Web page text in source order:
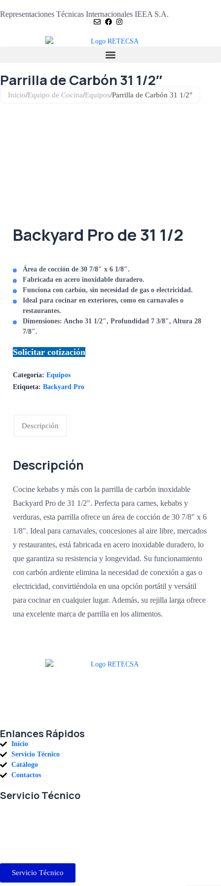
Representaciones Técnicas Internacionales IEEA S.A.
Parrilla de Carbón 31 1/2″
Inicio/Equipo de Cocina/Equipos/Parrilla de Carbón 31 1/2″
Backyard Pro de 31 1/2
Área de cocción de 30 7/8″ x 6 1/8″.
Fabricada en acero inoxidable duradero.
Funciona con carbón, sin necesidad de gas o electricidad.
Ideal para cocinar en exteriores, como en carnavales o
restaurantes.
Dimensiones: Ancho 31 1/2″, Profundidad 7 3/8″, Altura 28
7/8″.
Solicitar cotización
Categoría:Equipos
Etiqueta:Backyard Pro
Descripción
Descripción
Cocine kebabs y más con la parrilla de carbón inoxidable
Backyard Pro de 31 1/2″. Perfecta para carnes, kebabs y
verduras, esta parrilla ofrece un área de cocción de 30 7/8″ x 6
1/8″. Ideal para carnavales, concesiones al aire libre, mercados
y restaurantes, está fabricada en acero inoxidable duradero, lo
que garantiza su resistencia y longevidad. Su funcionamiento
con carbón ardiente elimina la necesidad de conexión a gas o
electricidad, convirtiéndola en una opción portátil y versátil
para cocinar en cualquier lugar. Además, su rejilla larga ofrece
una excelente marca de parrilla en los alimentos.
Enlances Rápidos
Inicio
Servicio Técnico
Catálogo
Contactos
Servicio Técnico
Servicio Técnico